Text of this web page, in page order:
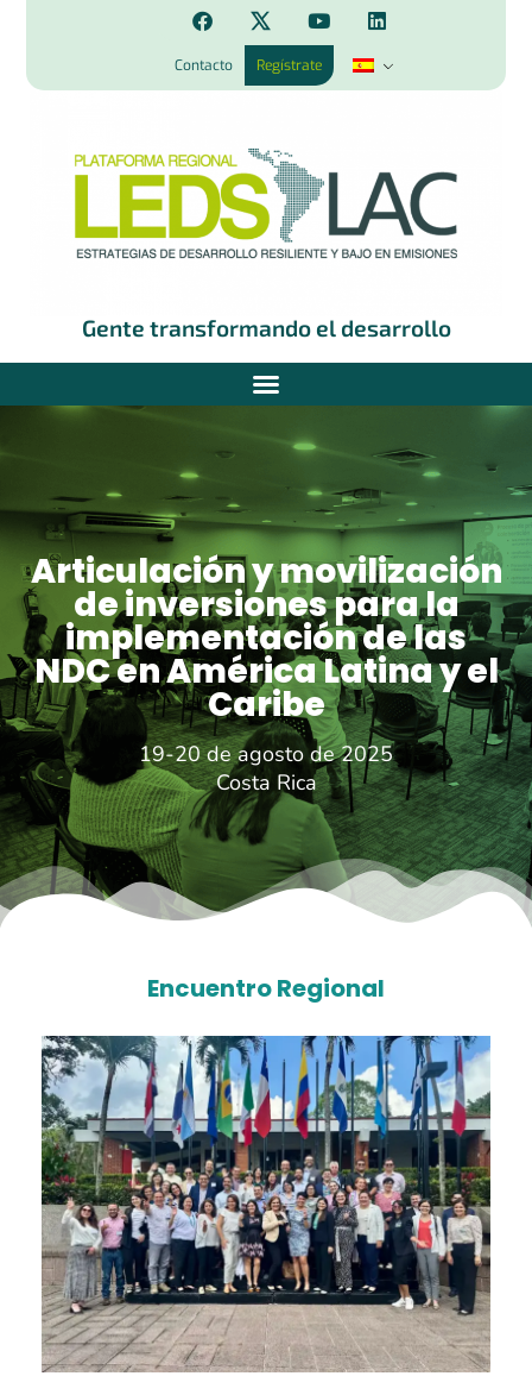
Contacto Regístrate
Gente transformando el desarrollo
Articulación y movilización
de inversiones para la
implementación de las
NDC en América Latina y el
Caribe
19-20 de agosto de 2025
Costa Rica
Encuentro Regional